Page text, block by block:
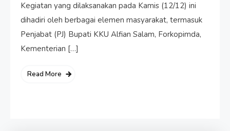
Kegiatan yang dilaksanakan pada Kamis (12/12) ini
dihadiri oleh berbagai elemen masyarakat, termasuk
Penjabat (PJ) Bupati KKU Alfian Salam, Forkopimda,
Kementerian […]
Read More